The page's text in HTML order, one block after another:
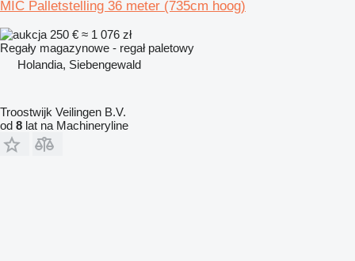
MIC Palletstelling 36 meter (735cm hoog)
250 € ≈ 1 076 zł
Regały magazynowe - regał paletowy
Holandia, Siebengewald
Troostwijk Veilingen B.V.
od 8 lat na Machineryline